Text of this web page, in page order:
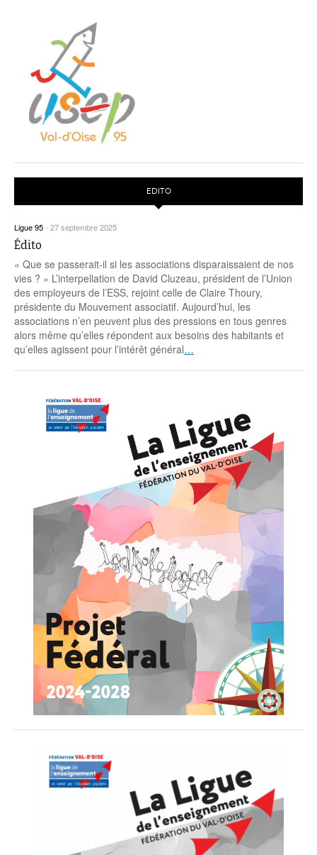
EDITO
Ligue 95- 27 septembre 2025
Édito
« Que se passerait-il si les associations disparaissaient de nos
vies ? » L’interpellation de David Cluzeau, président de l’Union
des employeurs de l’ESS, rejoint celle de Claire Thoury,
présidente du Mouvement associatif. Aujourd’hui, les
associations n’en peuvent plus des pressions en tous genres
alors même qu’elles répondent aux besoins des habitants et
qu’elles agissent pour l’intérêt général…